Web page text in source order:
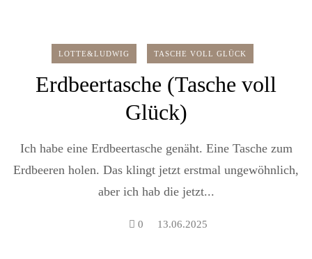
LOTTE&LUDWIG TASCHE VOLL GLÜCK
Erdbeertasche (Tasche voll
Glück)
Ich habe eine Erdbeertasche genäht. Eine Tasche zum
Erdbeeren holen. Das klingt jetzt erstmal ungewöhnlich,
aber ich hab die jetzt...
0 13.06.2025